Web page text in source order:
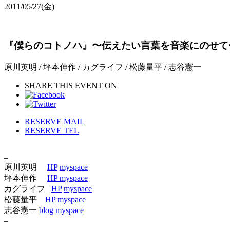
2011/05/27(金)
『僕らのコトノハ』〜伝えたい言葉を音楽にのせ
原川英明 / 坪本伸作 / カグライフ / 松藤量平 / 志谷憲一
SHARE THIS EVENT ON
RESERVE MAIL
RESERVE TEL
–
原川英明 HP myspace
坪本伸作 HPmyspace
カグライフ HP myspace
松藤量平 HP myspace
志谷憲一 blog myspace
–